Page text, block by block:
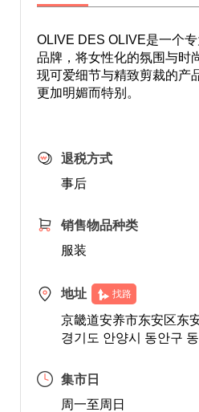
OLIVE DES OLIVE是一个
品牌，将女性化的氛围与时
现可爱细节与精致剪裁的产
更加明媚而特别。
退税方式
事后
销售物品种类
服装
地址 找路
京畿道安养市东安区东
경기도 안양시 동안구
集市日
周一至周日